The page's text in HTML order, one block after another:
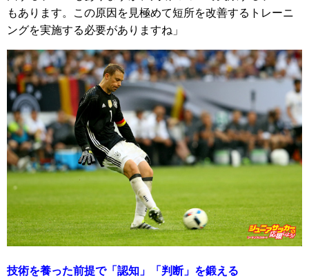
もあります。この原因を見極めて短所を改善するトレーニ
ングを実施する必要がありますね」
技術を養った前提で「認知」「判断」を鍛える